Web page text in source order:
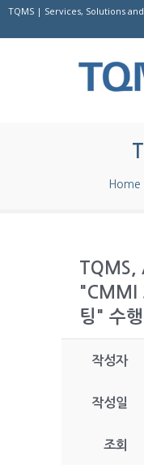
TQMS | Services, Solutions
Home
TQMS,
"CMMI
팅" 수행
작성자
작성일
조회